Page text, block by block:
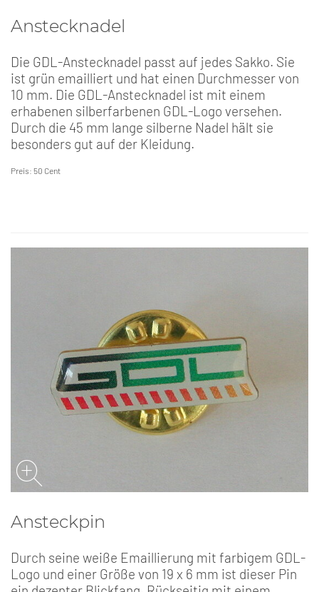
Anstecknadel
Die GDL-Anstecknadel passt auf jedes Sakko. Sie
ist grün emailliert und hat einen Durchmesser von
10 mm. Die GDL-Anstecknadel ist mit einem
erhabenen silberfarbenen GDL-Logo versehen.
Durch die 45 mm lange silberne Nadel hält sie
besonders gut auf der Kleidung.
Preis: 50 Cent
Ansteckpin
Durch seine weiße Emaillierung mit farbigem GDL-
Logo und einer Größe von 19 x 6 mm ist dieser Pin